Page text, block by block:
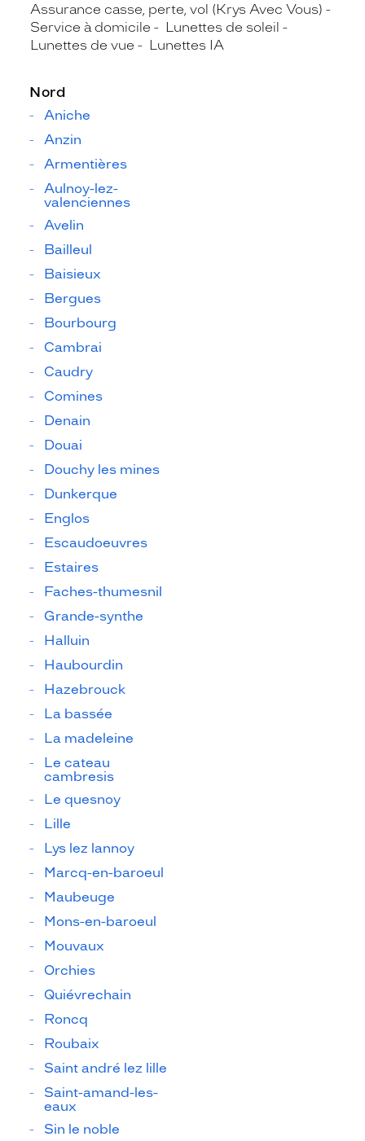
Assurance casse, perte, vol (Krys Avec Vous)
Service à domicile
Lunettes de soleil
Lunettes de vue
Lunettes IA
Nord
Aniche
Anzin
Armentières
Aulnoy-lez-
valenciennes
Avelin
Bailleul
Baisieux
Bergues
Bourbourg
Cambrai
Caudry
Comines
Denain
Douai
Douchy les mines
Dunkerque
Englos
Escaudoeuvres
Estaires
Faches-thumesnil
Grande-synthe
Halluin
Haubourdin
Hazebrouck
La bassée
La madeleine
Le cateau
cambresis
Le quesnoy
Lille
Lys lez lannoy
Marcq-en-baroeul
Maubeuge
Mons-en-baroeul
Mouvaux
Orchies
Quiévrechain
Roncq
Roubaix
Saint andré lez lille
Saint-amand-les-
eaux
Sin le noble